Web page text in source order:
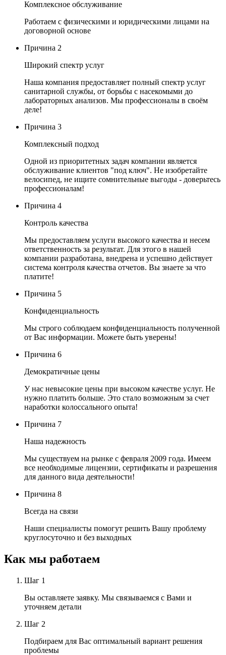
Комплексное обслуживание
Работаем с физическими и юридическими лицами на
договорной основе
Причина 2
Широкий спектр услуг
Наша компания предоставляет полный спектр услуг
санитарной службы, от борьбы с насекомыми до
лабораторных анализов. Мы профессионалы в своём
деле!
Причина 3
Комплексный подход
Одной из приоритетных задач компании является
обслуживание клиентов "под ключ". Не изобретайте
велосипед, не ищите сомнительные выгоды - доверьтесь
профессионалам!
Причина 4
Контроль качества
Мы предоставляем услуги высокого качества и несем
ответственность за результат. Для этого в нашей
компании разработана, внедрена и успешно действует
система контроля качества отчетов. Вы знаете за что
платите!
Причина 5
Конфиденциальность
Мы строго соблюдаем конфиденциальность полученной
от Вас информации. Можете быть уверены!
Причина 6
Демократичные цены
У нас невысокие цены при высоком качестве услуг. Не
нужно платить больше. Это стало возможным за счет
наработки колоссального опыта!
Причина 7
Наша надежность
Мы существуем на рынке с февраля 2009 года. Имеем
все необходимые лицензии, сертификаты и разрешения
для данного вида деятельности!
Причина 8
Всегда на связи
Наши специалисты помогут решить Вашу проблему
круглосуточно и без выходных
Как мы работаем
Шаг 1
Вы оставляете заявку. Мы связываемся с Вами и
уточняем детали
Шаг 2
Подбираем для Вас оптимальный вариант решения
проблемы